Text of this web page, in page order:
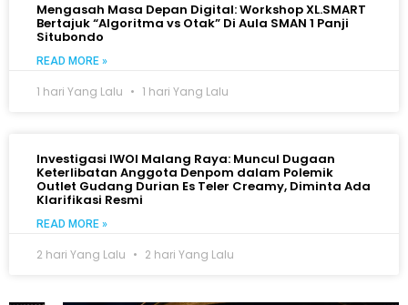
Mengasah Masa Depan Digital: Workshop XL.SMART
Bertajuk “Algoritma vs Otak” Di Aula SMAN 1 Panji
Situbondo
READ MORE »
1 hari Yang Lalu 1 hari Yang Lalu
Investigasi IWOI Malang Raya: Muncul Dugaan
Keterlibatan Anggota Denpom dalam Polemik
Outlet Gudang Durian Es Teler Creamy, Diminta Ada
Klarifikasi Resmi
READ MORE »
2 hari Yang Lalu 2 hari Yang Lalu